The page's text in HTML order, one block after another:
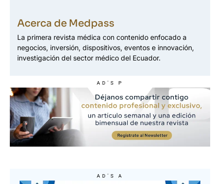
Acerca de Medpass
La primera revista médica con contenido enfocado a
negocios, inversión, dispositivos, eventos e innovación,
investigación del sector médico del Ecuador.
AD'S P
AD'S A